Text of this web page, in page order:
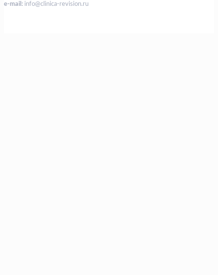
e-mail: info@clinica-revision.ru